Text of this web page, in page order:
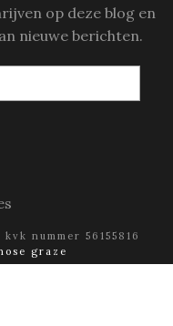
op deze blog en
nieuwe berichten.
nummer 56155816
graze